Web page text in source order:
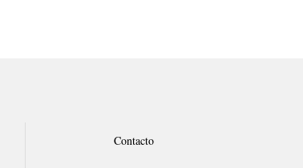
Contacto